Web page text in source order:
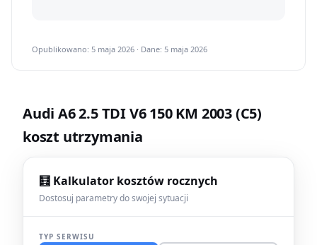
Opublikowano: 5 maja 2026 · Dane: 5 maja 2026
Audi A6 2.5 TDI V6 150 KM 2003 (C5)
koszt utrzymania
🧮 Kalkulator kosztów rocznych
Dostosuj parametry do swojej sytuacji
TYP SERWISU